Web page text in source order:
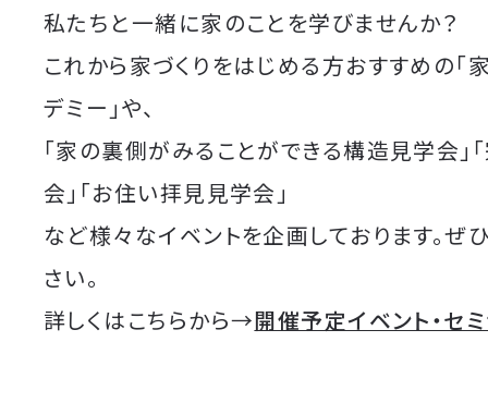
私たちと一緒に家のことを学びませんか？
これから家づくりをはじめる方おすすめの「
デミー」や、
「家の裏側がみることができる構造見学会」
会」「お住い拝見見学会」
など様々なイベントを企画しております。ぜ
さい。
詳しくはこちらから→開催予定イベント・セ